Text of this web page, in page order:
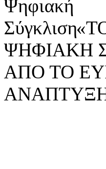
ΨΗΦΙΑΚΗ
ΑΠΟ ΤΟ